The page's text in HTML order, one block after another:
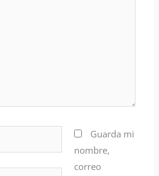
Guarda mi
nombre,
correo